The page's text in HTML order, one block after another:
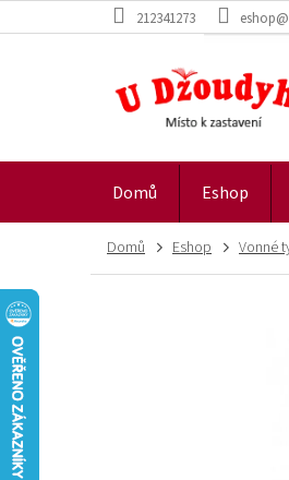
na
212341273
Domů Eshop
Domů Eshop Vonné